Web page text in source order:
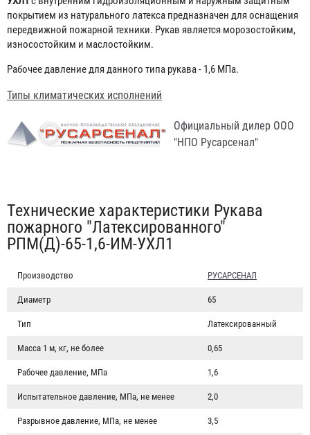
покрытием из натурального латекса предназначен для оснащения
передвижной пожарной техники. Рукав является морозостойким,
износостойким и маслостойким.
Рабочее давление для данного типа рукава - 1,6 МПа.
Типы климатических исполнений
Официальный дилер ООО
"НПО Русарсенал"
Табы
Технические характеристики Рукава
пожарного "Латексированного"
РПМ(Д)-65-1,6-ИМ-УХЛ1
Производство РУСАРСЕНАЛ
Диаметр 65
Тип Латексированный
Масса 1 м, кг, не более 0,65
Рабочее давление, МПа 1,6
Испытательное давление, МПа, не менее 2,0
Разрывное давление, МПа, не менее 3,5